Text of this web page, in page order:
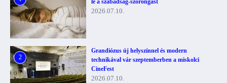
le a szabadság-szorongást
2026.07.10.
2
Grandiózus új helyszínnel és modern
technikával vár szeptemberben a miskolci
CineFest
2026.07.10.